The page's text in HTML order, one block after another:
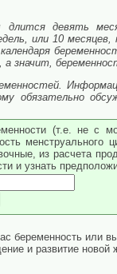
девять
или 10
а значит,
обязательно
(т.е. не с
из расчета
и узнать
беременность
и развитие новой